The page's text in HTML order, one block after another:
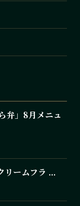
弁」8月メニュ
リームフラ ...